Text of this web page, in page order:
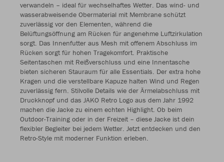
verwandeln – ideal für wechselhaftes Wetter. Das wind- und
wasserabweisende Obermaterial mit Membrane schützt
zuverlässig vor den Elementen, während die
Belüftungsöffnung am Rücken für angenehme Luftzirkulation
sorgt. Das Innenfutter aus Mesh mit offenem Abschluss im
Rücken sorgt für hohen Tragekomfort. Praktische
Seitentaschen mit Reißverschluss und eine Innentasche
bieten sicheren Stauraum für alle Essentials. Der extra hohe
Kragen und die verstellbare Kapuze halten Wind und Regen
zuverlässig fern. Stilvolle Details wie der Ärmelabschluss mit
Druckknopf und das JAKO Retro Logo aus dem Jahr 1992
machen die Jacke zu einem echten Highlight. Ob beim
Outdoor-Training oder in der Freizeit – diese Jacke ist dein
flexibler Begleiter bei jedem Wetter. Jetzt entdecken und den
Retro-Style mit moderner Funktion erleben.